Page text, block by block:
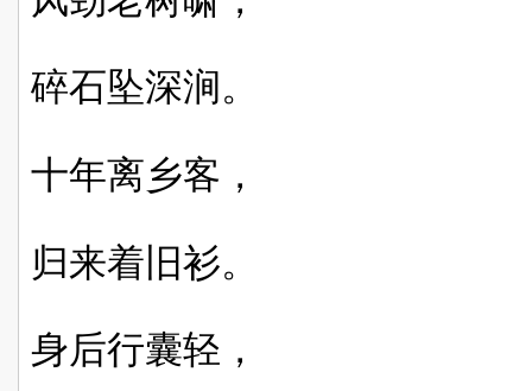
碎石坠深涧。
十年离乡客，
归来着旧衫。
身后行囊轻，